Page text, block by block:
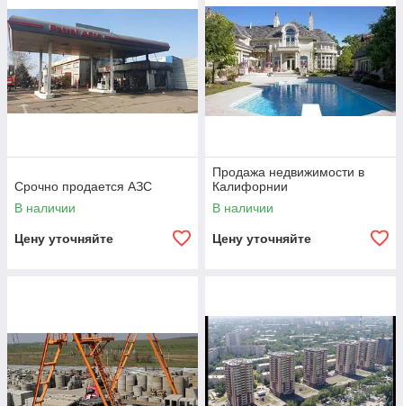
Срочно продается АЗС
В наличии
Цену уточняйте
Продажа недвижимости в
Калифорнии
В наличии
Цену уточняйте